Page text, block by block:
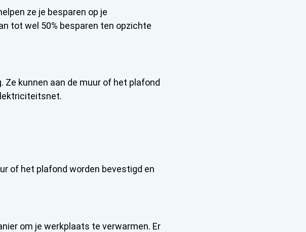
ze je besparen op je
tot wel 50% besparen ten opzichte
kunnen aan de muur of het plafond
of het plafond worden bevestigd en
om je werkplaats te verwarmen. Er